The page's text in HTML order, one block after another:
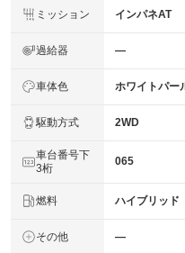
ミッション インパネAT
過給器 ―
車体色 ホワイトパー
駆動方式 2WD
車台番号下
3桁
065
燃料 ハイブリッド
その他 ―